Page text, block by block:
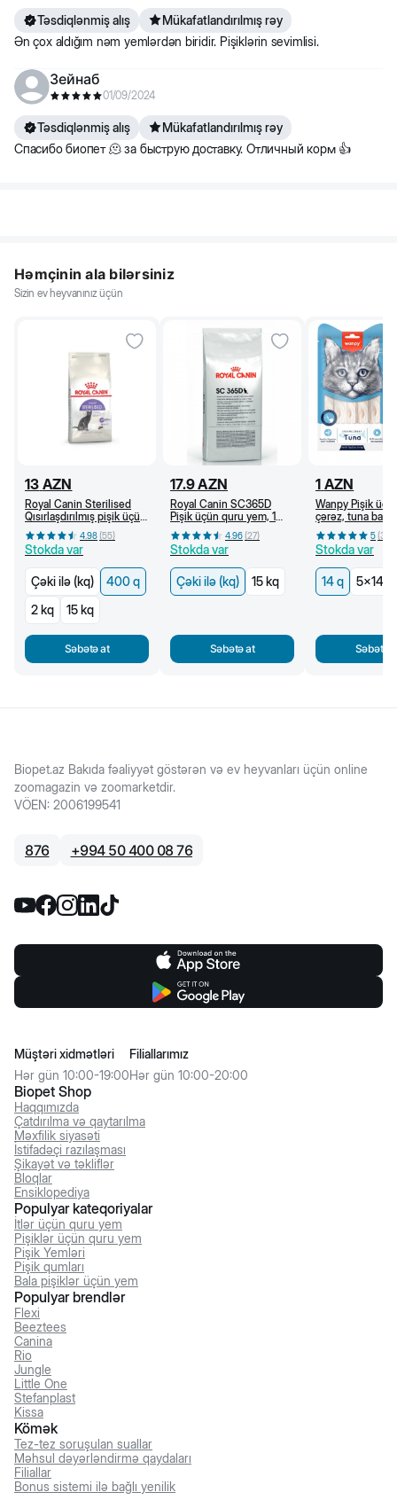
Təsdiqlənmiş alış
Mükafatlandırılmış rəy
Ən çox aldığım nəm yemlərdən biridir. Pişiklərin sevimlisi.
Зейнаб
01/09/2024
Təsdiqlənmiş alış
Mükafatlandırılmış rəy
Спасибо биопет 🫠 за быструю доставку. Отличный корм 👍
Həmçinin ala bilərsiniz
Sizin ev heyvanınız üçün
13 AZN
Royal Canin Sterilised
Qısırlaşdırılmış pişik üçün
quru yem, 1 yaşdan, 400
q
4.98(55)
Stokda var
Çəki ilə (kq)
400 q
2 kq
15 kq
Səbətə at
17.9AZN
Royal Canin SC365D
Pişik üçün quru yem, 1
yaşdan (kq) 4.96(27)
Stokda var
Çəki ilə (kq) 15 kq
Səbətə at
1 AZN
Wanpy Pişik
çərəz, tuna
5(36
Stokda var
14 q 5x14 q
Səbətə
Biopet.az Bakıda fəaliyyət göstərən və ev heyvanları üçün online
zoomagazin və zoomarketdir.
VÖEN: 2006199541
876 +994 50 400 08 76
Biopet Shop
Haqqımızda
Çatdırılma və qaytarılma
Məxfilik siyasəti
İstifadəçi razılaşması
Şikayət və təkliflər
Bloqlar
Ensiklopediya
Müştəri xidmətləri
Hər gün 10:00-19:00
Filiallarımız
Hər gün 10:00-20:00
Populyar kateqoriyalar
İtlər üçün quru yem
Pişiklər üçün quru yem
Pişik Yemləri
Pişik qumları
Bala pişiklər üçün yem
Populyar brendlər
Flexi
Beeztees
Canina
Rio
Jungle
Little One
Stefanplast
Kissa
Kömək
Tez-tez soruşulan suallar
Məhsul dəyərləndirmə qaydaları
Filiallar
Bonus sistemi ilə bağlı yenilik